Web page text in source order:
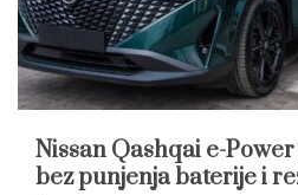
Nissan Qashqai e-
bez punjenja baterije i